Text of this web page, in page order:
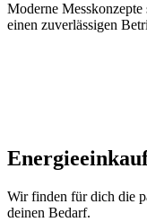
Moderne
einen zuverlässigen
Wir finden für dich die
deinen Bedarf.